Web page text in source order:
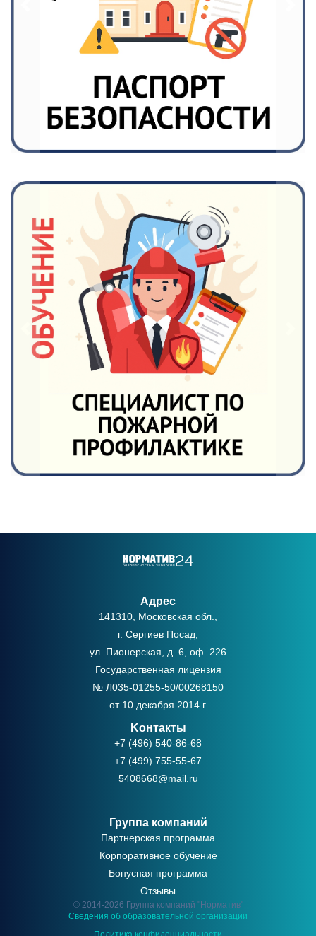
Адрес
141310, Московская обл.,
г. Сергиев Посад,
ул. Пионерская, д. 6, оф. 226
Государственная лицензия
№ Л035-01255-50/00268150
от 10 декабря 2014 г.
Kонтакты
+7 (496) 540-86-68
+7 (499) 755-55-67
5408668@mail.ru
Группа компаний
Партнерская программа
Корпоративное обучение
Бонусная программа
Отзывы
© 2014-2026 Группа компаний "Норматив"
Сведения об образовательной организации